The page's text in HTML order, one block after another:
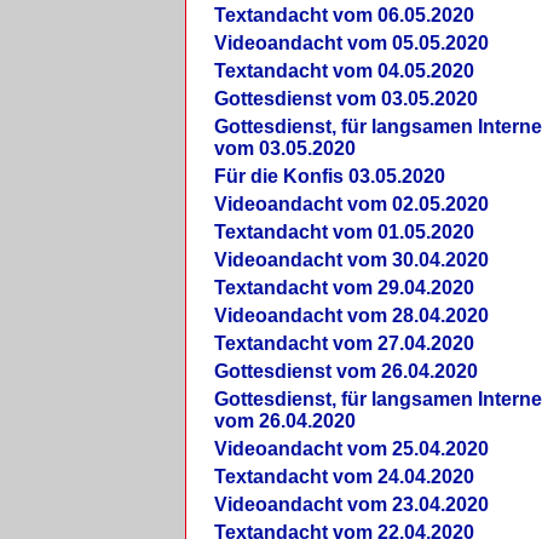
Textandacht vom 06.05.2020
Videoandacht vom 05.05.2020
Textandacht vom 04.05.2020
Gottesdienst vom 03.05.2020
Gottesdienst, für langsamen
vom 03.05.2020
Für die Konfis 03.05.2020
Videoandacht vom 02.05.2020
Textandacht vom 01.05.2020
Videoandacht vom 30.04.2020
Textandacht vom 29.04.2020
Videoandacht vom 28.04.2020
Textandacht vom 27.04.2020
Gottesdienst vom 26.04.2020
Gottesdienst, für langsamen
vom 26.04.2020
Videoandacht vom 25.04.2020
Textandacht vom 24.04.2020
Videoandacht vom 23.04.2020
Textandacht vom 22.04.2020